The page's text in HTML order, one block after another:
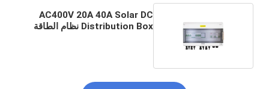
AC400V 20A 40A Solar DC
Distribution Box نظام الطاقة